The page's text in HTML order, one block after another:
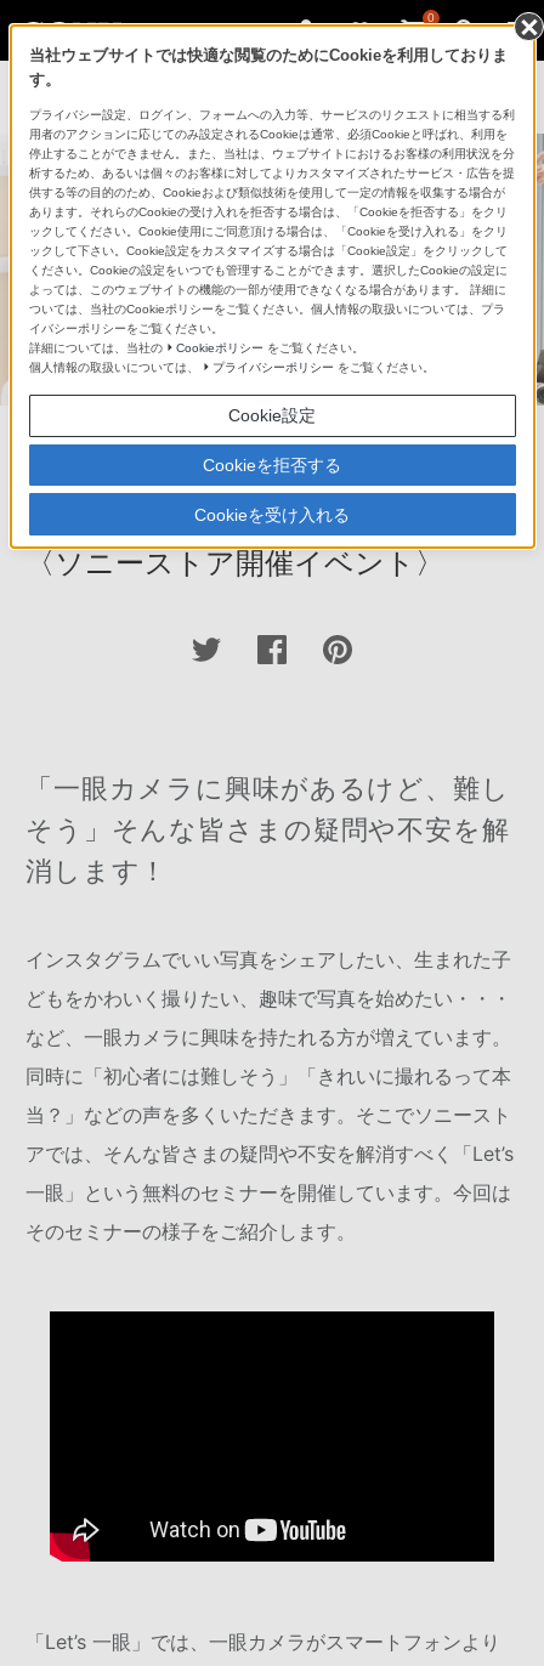
0
一眼を始めてみたい方は必見！
～カメラを始めてみよう～
〈ソニーストア開催イベント〉
「一眼カメラに興味があるけど、難し
そう」 そんな皆さまの疑問や不安を解
消します！
インスタグラムでいい写真をシェアしたい、生まれた子
どもをかわいく撮りたい、趣味で写真を始めたい・・・
など、一眼カメラに興味を持たれる方が増えています。
同時に「初心者には難しそう」「きれいに撮れるって本
当？」などの声を多くいただきます。そこでソニースト
アでは、そんな皆さまの疑問や不安を解消すべく「Let’s
一眼」という無料のセミナーを開催しています。今回は
そのセミナーの様子をご紹介します。
「Let’s 一眼」では、一眼カメラがスマートフォンより
当社ウェブサイトでは快適な閲覧のためにCookieを利用しておりま
す。
プライバシー設定、ログイン、フォームへの入力等、サービスのリクエストに相当する利
用者のアクションに応じてのみ設定されるCookieは通常、必須Cookieと呼ばれ、利用を
停止することができません。また、当社は、ウェブサイトにおけるお客様の利用状況を分
析するため、あるいは個々のお客様に対してよりカスタマイズされたサービス・広告を提
供する等の目的のため、Cookieおよび類似技術を使用して一定の情報を収集する場合が
あります。それらのCookieの受け入れを拒否する場合は、「Cookieを拒否する」をクリ
ックしてください。Cookie使用にご同意頂ける場合は、「Cookieを受け入れる」をクリ
ックして下さい。Cookie設定をカスタマイズする場合は「Cookie設定」をクリックして
ください。Cookieの設定をいつでも管理することができます。選択したCookieの設定に
よっては、このウェブサイトの機能の一部が使用できなくなる場合があります。 詳細に
ついては、当社のCookieポリシーをご覧ください。個人情報の取扱いについては、プラ
イバシーポリシーをご覧ください。
詳細については、当社の
Cookieポリシー をご覧ください。
個人情報の取扱いについては、
プライバシーポリシー をご覧ください。
Cookie設定
Cookieを拒否する
Cookieを受け入れる